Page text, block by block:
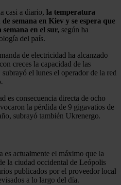
casi a diario, la temperatura
semana en Kiev y se espera que
semana en el sur, según ha
del país.
de electricidad ha alcanzado
creces la capacidad de las
el lunes el operador de la red
es consecuencia directa de ocho
la pérdida de 9 gigavatios de
subrayó también Ukrenergo.
es actualmente el máximo que la
la ciudad occidental de Leópolis
publicados por el proveedor local
a lo largo del día.